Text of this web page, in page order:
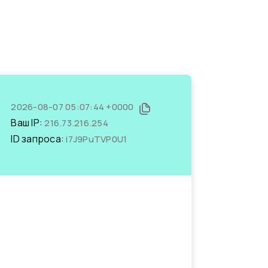
2026-08-07 05:07:44 +0000
Ваш IP:216.73.216.254
ID запроса:i7J9PuTVP0U1